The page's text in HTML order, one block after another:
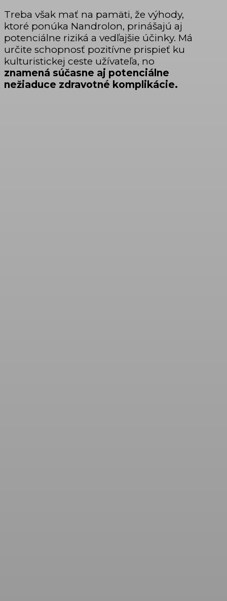
Treba však mať na pamäti, že výhody,
ktoré ponúka Nandrolon, prinášajú aj
potenciálne riziká a vedľajšie účinky. Má
určite schopnosť pozitívne prispieť ku
kulturistickej ceste užívateľa, no
znamená súčasne aj potenciálne
nežiaduce zdravotné komplikácie.